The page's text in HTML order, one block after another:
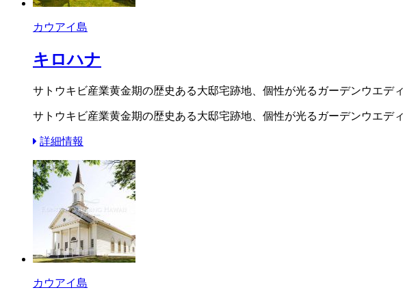
カウアイ島
キロハナ
サトウキビ産業黄金期の歴史ある大邸宅跡地、個性が光るガーデンウエディ
サトウキビ産業黄金期の歴史ある大邸宅跡地、個性が光るガーデンウエデ
詳細情報
カウアイ島